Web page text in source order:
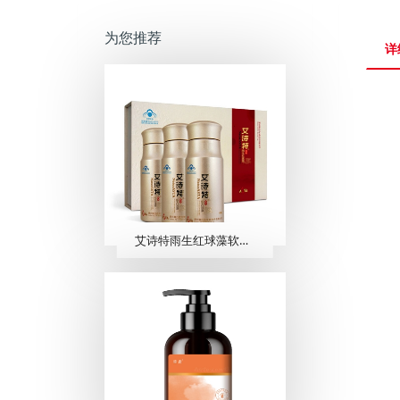
为您推荐
艾诗特雨生红球藻软胶囊 （60粒/瓶 ×3瓶/盒）